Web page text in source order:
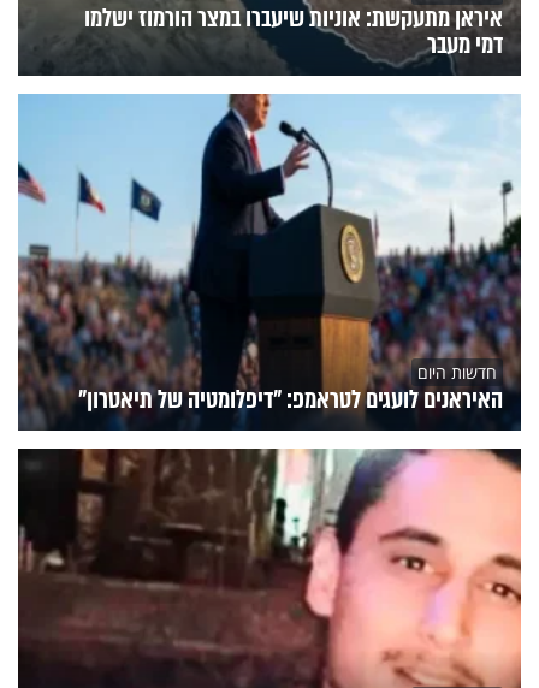
איראן מתעקשת: אוניות שיעברו במצר הורמוז ישלמו
דמי מעבר
חדשות היום
האיראנים לועגים לטראמפ: "דיפלומטיה של תיאטרון"